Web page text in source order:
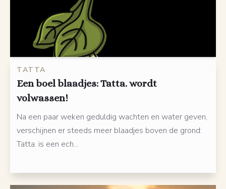
TATTA
Een boel blaadjes: Tatta. wordt
volwassen!
Na een paar weken geduldig wachten en water geven,
verschijnen er steeds meer blaadjes boven de grond:
Tatta. is een ech...